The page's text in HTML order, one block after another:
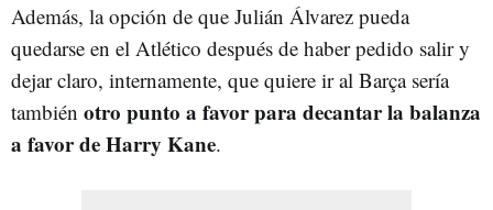
Además, la opción de que Julián Álvarez pueda
quedarse en el Atlético después de haber pedido salir y
dejar claro, internamente, que quiere ir al Barça sería
también otro punto a favor para decantar la balanza
a favor de Harry Kane.